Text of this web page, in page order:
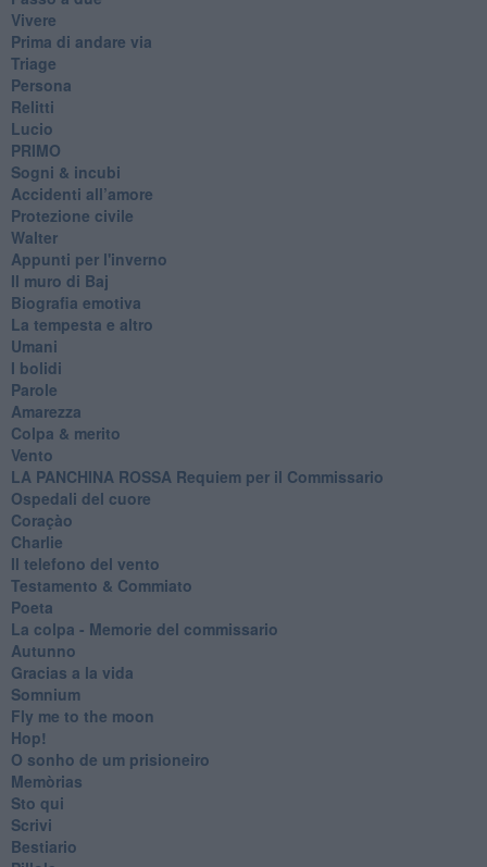
Vivere
Prima di andare via
Triage
Persona
Relitti
Lucio
PRIMO
Sogni & incubi
Accidenti all’amore
Protezione civile
Walter
Appunti per l'inverno
Il muro di Baj
Biografia emotiva
La tempesta e altro
Umani
I bolidi
Parole
Amarezza
Colpa & merito
Vento
​LA PANCHINA ROSSA Requiem per il Commissario
Ospedali del cuore
Coraçào
Charlie
Il telefono del vento
Testamento & Commiato
Poeta
​La colpa - Memorie del commissario
Autunno
Gracias a la vida
Somnium
Fly me to the moon
Hop!
O sonho de um prisioneiro
Memòrias
Sto qui
Scrivi
Bestiario